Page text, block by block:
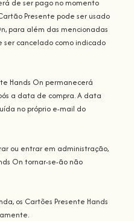
de ser pago no momento
Presente pode ser usado
para além das mencionadas
ser cancelado como indicado
Hands On permanecerá
a data de compra. A data
no próprio e-mail do
ou entrar em administração,
On tornar-se-ão não
os Cartões Presente Hands